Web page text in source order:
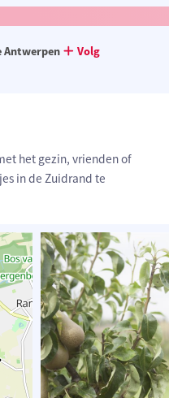
Antwerpen
Volg
het gezin, vrienden of
in de Zuidrand te